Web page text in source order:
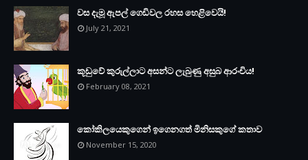
වස දැමූ ඇපල් ගෙඩිවල රහස හෙළිවෙයි!
July 21, 2021
කූඩුවේ කුරුල්ලාට අසන්ට ලැබුණු අසුබ ආරංචිය!
February 08, 2021
කෝකිලයෙකුගෙන් ඉගෙනගත් මිනිසකුගේ කතාව
November 15, 2020